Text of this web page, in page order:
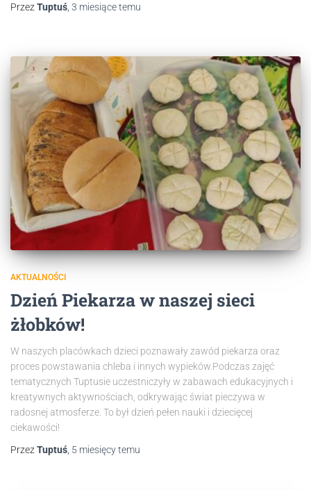
Przez Tuptuś 3 miesiącetemu
AKTUALNOŚCI
Dzień Piekarza w naszej sieci
żłobków!
W naszych placówkach dzieci poznawały zawód piekarza oraz
proces powstawania chleba i innych wypieków.Podczas zajęć
tematycznych Tuptusie uczestniczyły w zabawach edukacyjnych i
kreatywnych aktywnościach, odkrywając świat pieczywa w
radosnej atmosferze. To był dzień pełen nauki i dziecięcej
ciekawości!
Przez Tuptuś 5 miesięcytemu